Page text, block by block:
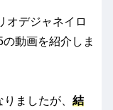
オデジャネイロ
動画を紹介しま
ましたが、 結